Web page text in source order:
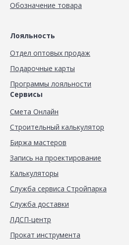
Обозначение товара
Лояльность
Отдел оптовых продаж
Подарочные карты
Программы лояльности
Сервисы
Смета Онлайн
Строительный калькулятор
Биржа мастеров
Запись на проектирование
Калькуляторы
Служба сервиса Стройпарка
Служба доставки
ЛДСП-центр
Прокат инструмента